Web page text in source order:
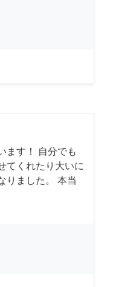
ます！ 自分でも
てくれたり大いに
りました。 本当